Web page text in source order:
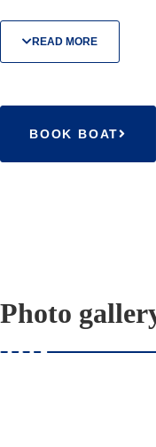
Canal Real del
mujeres) que trabajaron
READ MORE
BOOK BOAT
Photo